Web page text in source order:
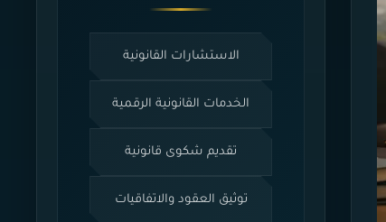
الاستشارات القانونية
الخدمات القانونية الرقمية
تقديم شكوى قانونية
توثيق العقود والاتفاقيات